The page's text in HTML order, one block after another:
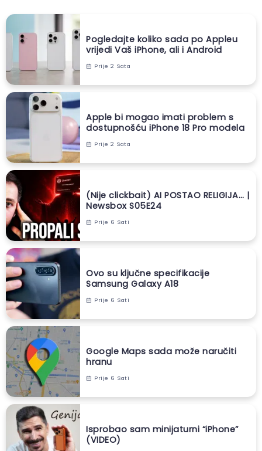
Pogledajte koliko sada po Appleu
vrijedi Vaš iPhone, ali i Android
Prije 2 Sata
Apple bi mogao imati problem s
dostupnošću iPhone 18 Pro modela
Prije 2 Sata
(Nije clickbait) AI POSTAO RELIGIJA… |
Newsbox S05E24
Prije 6 Sati
Ovo su ključne specifikacije
Samsung Galaxy A18
Prije 6 Sati
Google Maps sada može naručiti
hranu
Prije 6 Sati
Isprobao sam minijaturni “iPhone”
(VIDEO)